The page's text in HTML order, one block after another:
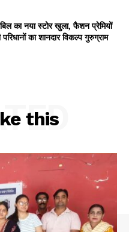
का नया स्टोर खुला, फैशन प्रेमियों
का शानदार विकल्प गुरुग्राम
this